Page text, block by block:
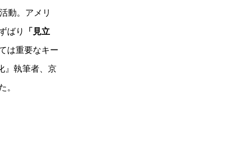
動。アメリ
ばり
「見立
は重要なキー
』執筆者、京
。